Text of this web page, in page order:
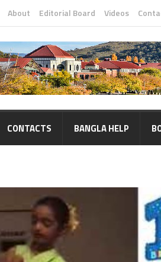
About Editorial Board Videos
CONTACTS BANGLA HELP